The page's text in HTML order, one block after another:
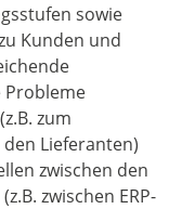
sowie
Kunden und
Probleme
zum
Lieferanten)
zwischen den
zwischen ERP-